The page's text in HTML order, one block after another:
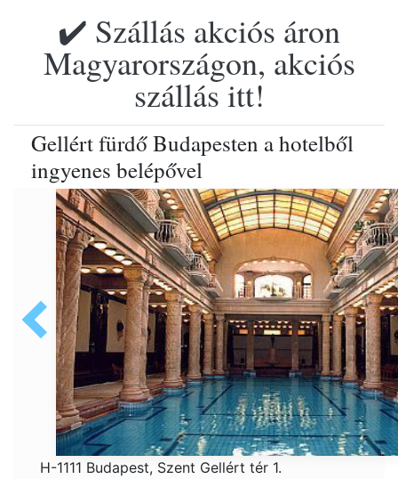
✔️ Szállás akciós áron
Magyarországon, akciós
szállás itt!
Gellért fürdő Budapesten a hotelből
ingyenes belépővel
H-1111 Budapest, Szent Gellért tér 1.